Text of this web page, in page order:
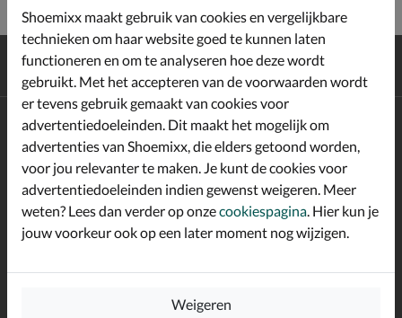
Gratisverzending en retour*
Achteraf betalen
Altijd op de hoogte zijn?
Schrijf je in voor de Shoemixx nieuwsbrief en ontvang €10,-
welkomstkorting!
E-mailadres
Shoemixx maakt gebruik van cookies en vergelijkbare
technieken om haar website goed te kunnen laten
functioneren en om te analyseren hoe deze wordt
gebruikt. Met het accepteren van de voorwaarden wordt
er tevens gebruik gemaakt van cookies voor
advertentiedoeleinden. Dit maakt het mogelijk om
advertenties van Shoemixx, die elders getoond worden,
voor jou relevanter te maken. Je kunt de cookies voor
advertentiedoeleinden indien gewenst weigeren. Meer
weten? Lees dan verder op onzecookiespagina . Hier kun je
jouw voorkeur ook op een later moment nog wijzigen.
Weigeren